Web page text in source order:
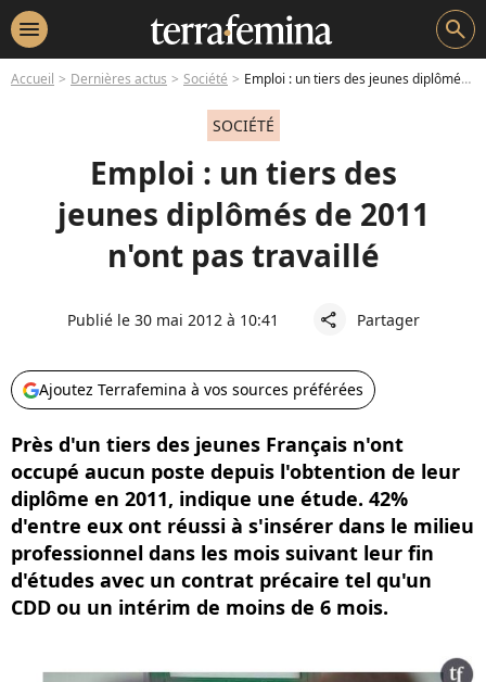
menu search
Accueil Dernières actus Société Emploi : un tiers des jeunes diplômés de 2011 n'ont pas travaillé
SOCIÉTÉ
Emploi : un tiers des
jeunes diplômés de 2011
n'ont pas travaillé
Publié le 30 mai 2012 à 10:41 share Partager
Ajoutez Terrafemina à vos sources préférées
Près d'un tiers des jeunes Français n'ont
occupé aucun poste depuis l'obtention de leur
diplôme en 2011, indique une étude. 42%
d'entre eux ont réussi à s'insérer dans le milieu
professionnel dans les mois suivant leur fin
d'études avec un contrat précaire tel qu'un
CDD ou un intérim de moins de 6 mois.